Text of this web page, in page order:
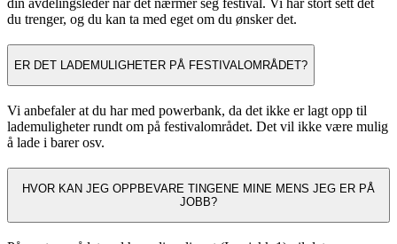
du trenger, og du kan ta med eget om du ønsker det.
ER DET LADEMULIGHETER PÅ FESTIVALOMRÅDET?
Vi anbefaler at du har med powerbank, da det ikke er lagt opp til
lademuligheter rundt om på festivalområdet. Det vil ikke være mulig
å lade i barer osv.
HVOR KAN JEG OPPBEVARE TINGENE MINE MENS JEG ER PÅ
JOBB?